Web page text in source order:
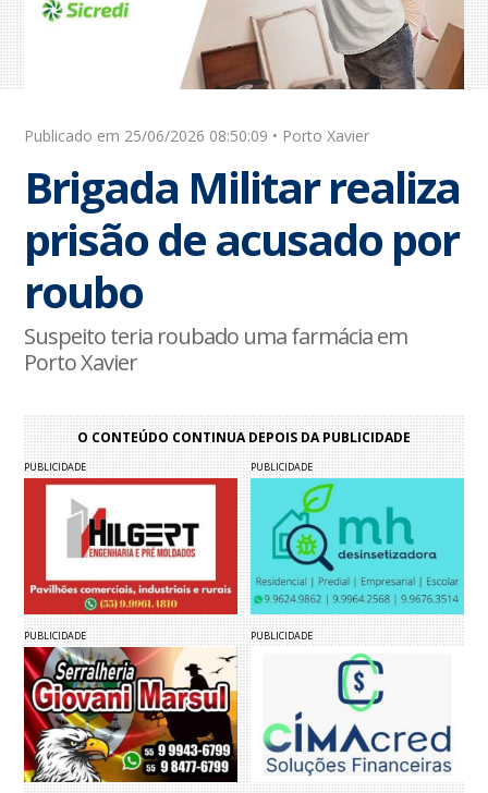
Publicado em 25/06/2026 08:50:09 • Porto Xavier
Brigada Militar realiza
prisão de acusado por
roubo
Suspeito teria roubado uma farmácia em
Porto Xavier
O CONTEÚDO CONTINUA DEPOIS DA PUBLICIDADE
PUBLICIDADE PUBLICIDADE
PUBLICIDADE PUBLICIDADE